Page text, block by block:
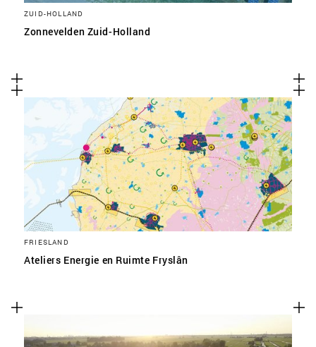
ZUID-HOLLAND
Zonnevelden Zuid-Holland
FRIESLAND
Ateliers Energie en Ruimte Fryslân